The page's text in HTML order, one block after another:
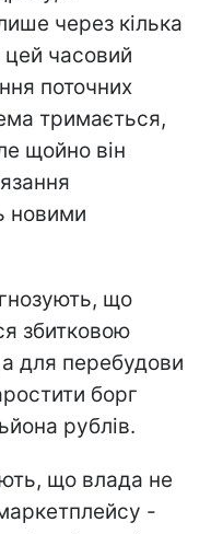
через кілька
часовий
поточних
тримається,
щойно він
новими
що
збитковою
для перебудови
борг
рублів.
що влада не
-